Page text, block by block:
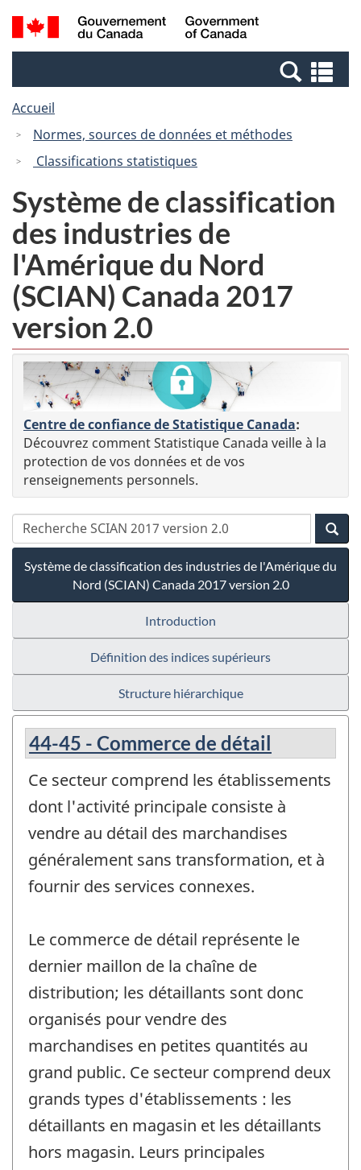
Passer
au
Passer
à
Canada
Recherche
et
et
Accueil
Normes, sources de données et méthodes
Classifications statistiques
Système de classification
des industries de
l'Amérique du Nord
(SCIAN) Canada 2017
version 2.0
Centre de confiance de Statistique Canada:
Découvrez comment Statistique Canada veille à la
protection de vos données et de vos
renseignements personnels.
Système de classification des industries de l'Amérique du
Nord (SCIAN) Canada 2017 version 2.0
Introduction
Définition des indices supérieurs
Structure hiérarchique
44-45 - Commerce de détail
Ce secteur comprend les établissements
dont l'activité principale consiste à
vendre au détail des marchandises
généralement sans transformation, et à
fournir des services connexes.
Le commerce de détail représente le
dernier maillon de la chaîne de
distribution; les détaillants sont donc
organisés pour vendre des
marchandises en petites quantités au
grand public. Ce secteur comprend deux
grands types d'établissements : les
détaillants en magasin et les détaillants
hors magasin. Leurs principales